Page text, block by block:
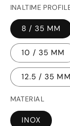
INALTIME
8 / 35 MM
10 / 35 MM
12.5 / 35 MM
MATERIAL
INOX